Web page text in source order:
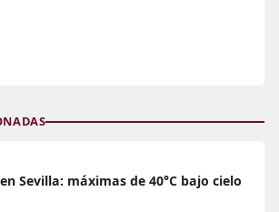
Sevilla: máximas de 40°C bajo cielo